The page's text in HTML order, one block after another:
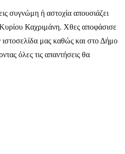
συγνώμη ή αστοχία απουσιάζει
Καχριμάνη. Χθες αποφάσισε
ιστοσελίδα μας καθώς και στο Δήμο
όλες τις απαντήσεις θα